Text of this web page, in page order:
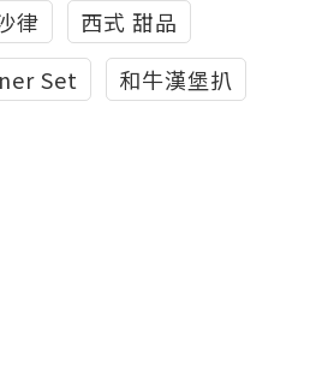
律
西式 甜品
Set 和牛漢堡扒